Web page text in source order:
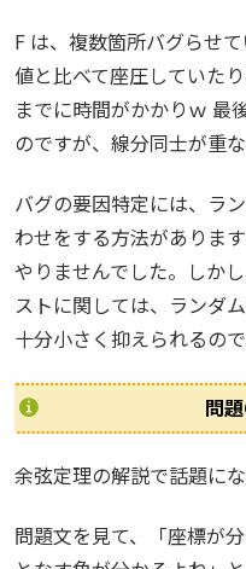
F は、複数箇所バグらせ
値と比べて座圧していた
までに時間がかかりｗ 最
のですが、線分同士が重
バグの要因特定には、ラ
わせをする方法がありま
やりませんでした。しか
ストに関しては、ランダ
十分小さく抑えられるの
問
余弦定理の解説で話題に
問題文を見て、「座標が